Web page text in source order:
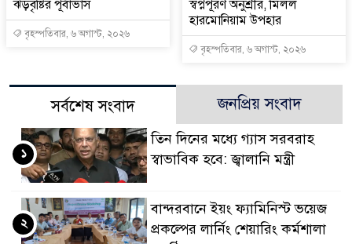
ঝড়বৃষ্টির পূর্বাভাস
বৃহস্পতিবার, ৬ অগাস্ট, ২০২৬
স্বপ্নপূরণ অনুশ্রীর, মিলল
হারমোনিয়াম উপহার
বৃহস্পতিবার, ৬ অগাস্ট, ২০২৬
সর্বশেষ সংবাদ জনপ্রিয় সংবাদ
তিন দিনের মধ্যে গ্যাস সরবরাহ
স্বাভাবিক হবে: জ্বালানি মন্ত্রী
১
বান্দরবানে ইয়ং ফ্যামিনিস্ট ভয়েজ
প্রকল্পের লার্নিং শেয়ারিং কর্মশালা
২